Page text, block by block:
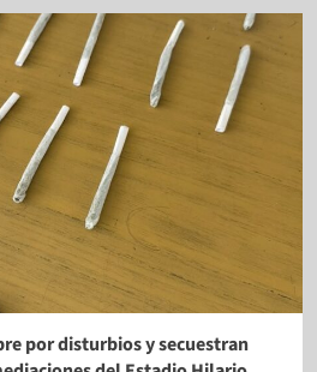
por disturbios y secuestran